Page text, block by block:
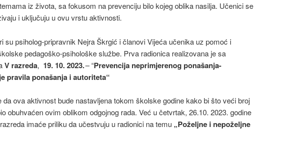
iz života, sa fokusom na prevenciju bilo kojeg oblika nasilja. Učenici se
i uključuju u ovu vrstu aktivnosti.
su psiholog-pripravnik Nejra Škrgić i članovi Vijeća učenika uz pomoć i
pedagoško-psihološke službe. Prva radionica realizovana je sa
V razreda, 19. 10. 2023.– “Prevencija neprimjerenog ponašanja-
pravila ponašanja i autoriteta“
da ova aktivnost bude nastavljena tokom školske godine kako bi što veći broj
obuhvaćen ovim oblikom odgojnog rada. Već u četvrtak, 26.10. 2023. godine
imaće priliku da učestvuju u radionici na temu„Poželjne i nepoželjne